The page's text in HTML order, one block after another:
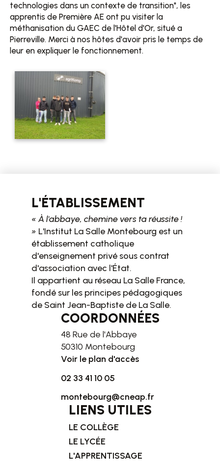
technologies dans un contexte de transition", les
apprentis de Première AE ont pu visiter la
méthanisation du GAEC de l'Hôtel d'Or, situé a
Pierreville. Merci à nos hôtes d'avoir pris le temps de
leur en expliquer le fonctionnement.
L'ÉTABLISSEMENT
« À l'abbaye, chemine vers ta réussite !
» L'Institut La Salle Montebourg est un
établissement catholique
d'enseignement privé sous contrat
d'association avec l'État.
Il appartient au réseau La Salle France,
fondé sur les principes pédagogiques
de Saint Jean-Baptiste de La Salle.
COORDONNÉES
48 Rue de l'Abbaye
50310 Montebourg
Voir le plan d'accès
02 33 41 10 05
montebourg@cneap.fr
LIENS UTILES
LE COLLÈGE
LE LYCÉE
L'APPRENTISSAGE